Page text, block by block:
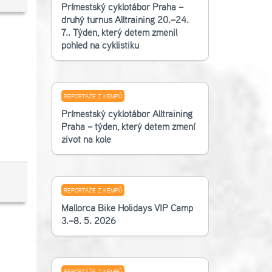
Příměstský cyklotábor Praha –
druhý turnus Alltraining 20.–24.
7.. Týden, který dětem změnil
pohled na cyklistiku
REPORTÁŽE Z KEMPŮ
Příměstský cyklotábor Alltraining
Praha – týden, který dětem změní
život na kole
REPORTÁŽE Z KEMPŮ
Mallorca Bike Holidays VIP Camp
3.–8. 5. 2026